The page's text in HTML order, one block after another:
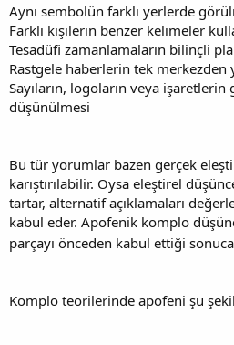
Aynı sembolün farklı yerlerde
Farklı kişilerin benzer kelimeler
Tesadüfi zamanlamaların bilinçli
Rastgele haberlerin tek merkezden
Sayıların, logoların veya işaretlerin
düşünülmesi
Bu tür yorumlar bazen gerçek
karıştırılabilir. Oysa eleştirel
tartar, alternatif açıklamaları
kabul eder. Apofenik komplo
parçayı önceden kabul ettiği sonuca
Komplo teorilerinde apofeni şu